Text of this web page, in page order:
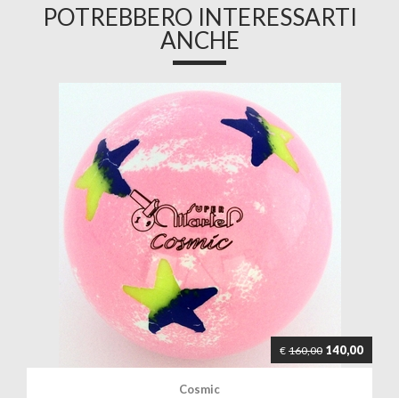
POTREBBERO INTERESSARTI
ANCHE
€ 160,00 140,00
Cosmic